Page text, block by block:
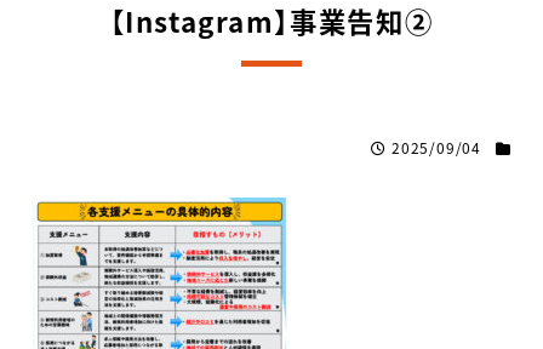
【Instagram】事業告知②
2025/09/04